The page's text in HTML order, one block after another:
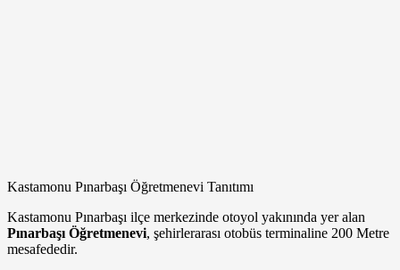
Kastamonu Pınarbaşı Öğretmenevi Tanıtımı
Kastamonu Pınarbaşı ilçe merkezinde otoyol yakınında yer alan
Pınarbaşı Öğretmenevi, şehirlerarası otobüs terminaline 200 Metre
mesafededir.